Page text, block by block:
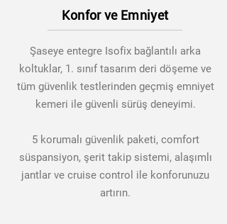
Konfor ve Emniyet
Şaseye entegre Isofix bağlantılı arka
koltuklar, 1. sınıf tasarım deri döşeme ve
tüm güvenlik testlerinden geçmiş emniyet
kemeri ile güvenli sürüş deneyimi.
5 korumalı güvenlik paketi, comfort
süspansiyon, şerit takip sistemi, alaşımlı
jantlar ve cruise control ile konforunuzu
artırın.